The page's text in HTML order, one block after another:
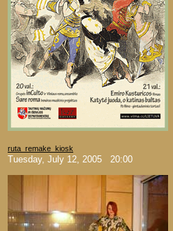
ruta_remake_kiosk
Tuesday, July 12, 2005 20:00